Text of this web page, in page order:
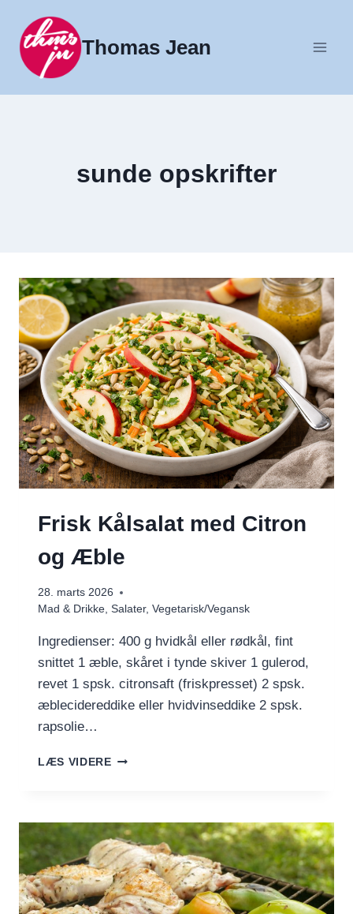
indhold
Thomas Jean
sunde opskrifter
Frisk Kålsalat med Citron
og Æble
28. marts 2026
Mad & Drikke, Salater, Vegetarisk/Vegansk
Ingredienser: 400 g hvidkål eller rødkål, fint
snittet 1 æble, skåret i tynde skiver 1 gulerod,
revet 1 spsk. citronsaft (friskpresset) 2 spsk.
æblecidereddike eller hvidvinseddike 2 spsk.
rapsolie…
LÆS VIDEREFRISK
OG
ÆBLE